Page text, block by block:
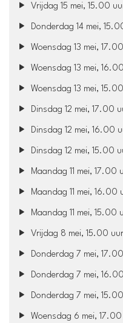
Vrijdag 15 mei, 15.00
Donderdag 14 mei,
Woensdag 13 mei,
Woensdag 13 mei,
Woensdag 13 mei,
Dinsdag 12 mei, 17.00
Dinsdag 12 mei, 16.00
Dinsdag 12 mei, 15.00
Maandag 11 mei, 17.00
Maandag 11 mei, 16.00
Maandag 11 mei, 15.00
Vrijdag 8 mei, 15.00 uur
Donderdag 7 mei,
Donderdag 7 mei,
Donderdag 7 mei,
Woensdag 6 mei,